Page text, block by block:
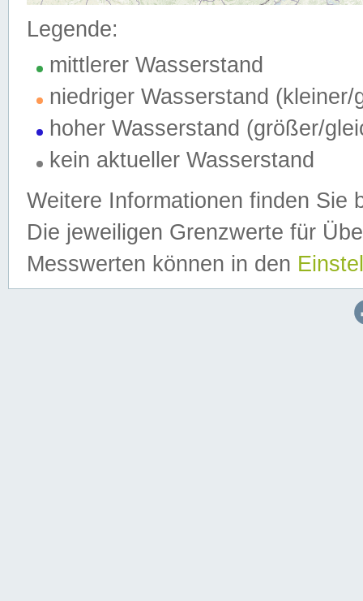
Legende:
mittlerer Wasserstand
niedriger Wasserstand (kleiner/
hoher Wasserstand (größer/
kein aktueller Wasserstand
Weitere Informationen finden Sie
Die jeweiligen Grenzwerte für
Messwerten können in den